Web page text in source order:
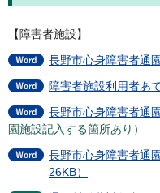
【障害者施設】
長野市心身障害者通
障害者施設利用者あ
長野市心身障害者通
園施設記入する箇所あり）
長野市心身障害者通
26KB）